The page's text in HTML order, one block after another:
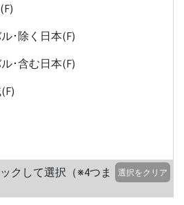
･除く日本(F)
･含む日本(F)
クして選択（※4つま
選択をクリア